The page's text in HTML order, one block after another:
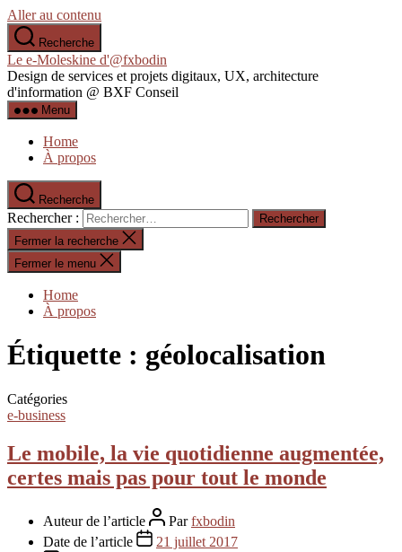
Aller au contenu
Recherche
Le e-Moleskine d'@fxbodin
Design de services et projets digitaux, UX, architecture
d'information @ BXF Conseil
Menu
Home
À propos
Recherche
Rechercher :
Fermer la recherche
Fermer le menu
Home
À propos
Étiquette : géolocalisation
Catégories
e-business
Le mobile, la vie quotidienne augmentée,
certes mais pas pour tout le monde
Auteur de l’article Parfxbodin
Date de l’article
21 juillet 2017